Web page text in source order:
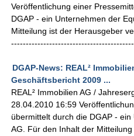
Veröffentlichung einer
DGAP - ein Unternehmen der
Mitteilung ist der Herausgeber
DGAP-News: REAL²
Geschäftsbericht 2009 ...
REAL² Immobilien AG /
28.04.2010 16:59
übermittelt durch die DGAP -
AG. Für den Inhalt der